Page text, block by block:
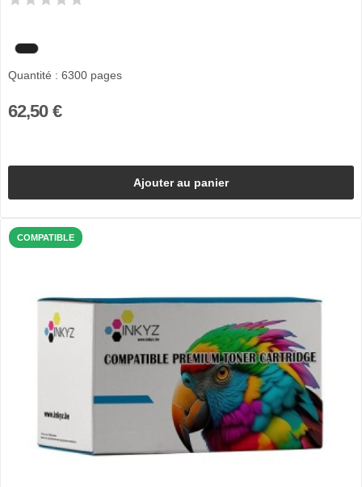
Quantité : 6300 pages
62,50 €
Ajouter au panier
COMPATIBLE